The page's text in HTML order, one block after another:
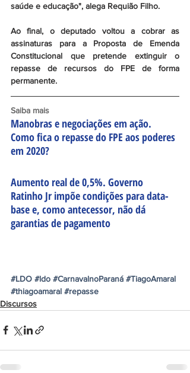
saúde e educação", alega Requião Filho.
Ao final, o deputado voltou a cobrar as
assinaturas para a Proposta de Emenda
Constitucional que pretende extinguir o
repasse de recursos do FPE de forma
permanente.
Saiba mais
Manobras e negociações em ação.
Como fica o repasse do FPE aos poderes
em 2020?
Aumento real de 0,5%. Governo
Ratinho Jr impõe condições para data-
base e, como antecessor, não dá
garantias de pagamento
#LDO #ldo #CarnavalnoParaná #TiagoAmaral
#thiagoamaral #repasse
Discursos